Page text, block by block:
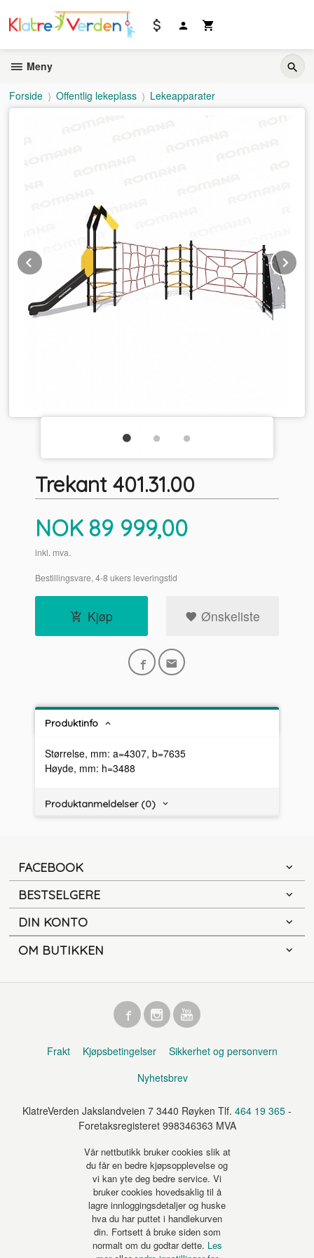
innholdet
Meny
Forside Offentlig lekeplass Lekeapparater
Prev
Trekant 401.31.00
Pris
NOK 89 999,00
inkl. mva.
Bestillingsvare, 4-8 ukers leveringstid
Kjøp Ønskeliste
Produktinfo
Størrelse, mm: a=4307, b=7635
Høyde, mm: h=3488
Produktanmeldelser (0)
FACEBOOK
BESTSELGERE
DIN KONTO
OM BUTIKKEN
Frakt Kjøpsbetingelser
Sikkerhet og personvern
Nyhetsbrev
KlatreVerden Jakslandveien 7 3440 Røyken Tlf. 464 19 365 -
Foretaksregisteret 998346363 MVA
Vår nettbutikk bruker cookies slik at
du får en bedre kjøpsopplevelse og
vi kan yte deg bedre service. Vi
bruker cookies hovedsaklig til å
lagre innloggingsdetaljer og huske
hva du har puttet i handlekurven
din. Fortsett å bruke siden som
normalt om du godtar dette. Les